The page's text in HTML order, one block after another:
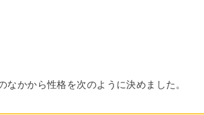
かから性格を次のように決めました。